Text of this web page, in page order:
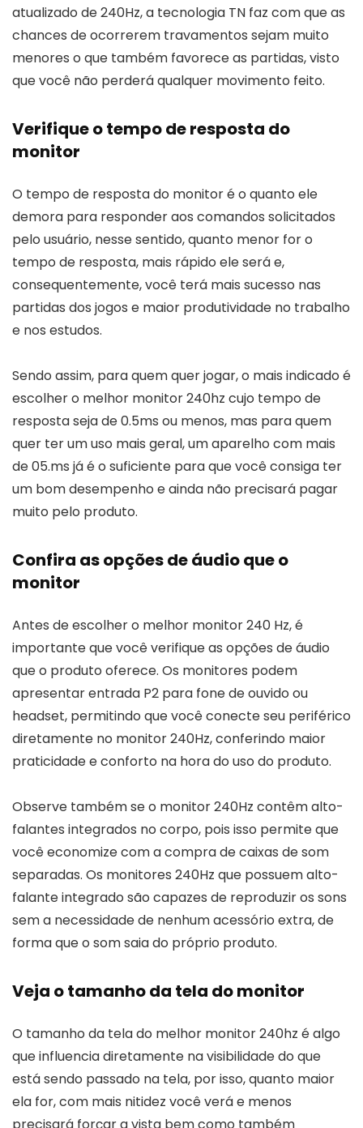
atualizado de 240Hz, a tecnologia TN faz com que as
chances de ocorrerem travamentos sejam muito
menores o que também favorece as partidas, visto
que você não perderá qualquer movimento feito.
Verifique o tempo de resposta do
monitor
O tempo de resposta do monitor é o quanto ele
demora para responder aos comandos solicitados
pelo usuário, nesse sentido, quanto menor for o
tempo de resposta, mais rápido ele será e,
consequentemente, você terá mais sucesso nas
partidas dos jogos e maior produtividade no trabalho
e nos estudos.
Sendo assim, para quem quer jogar, o mais indicado é
escolher o melhor monitor 240hz cujo tempo de
resposta seja de 0.5ms ou menos, mas para quem
quer ter um uso mais geral, um aparelho com mais
de 05.ms já é o suficiente para que você consiga ter
um bom desempenho e ainda não precisará pagar
muito pelo produto.
Confira as opções de áudio que o
monitor
Antes de escolher o melhor monitor 240 Hz, é
importante que você verifique as opções de áudio
que o produto oferece. Os monitores podem
apresentar entrada P2 para fone de ouvido ou
headset, permitindo que você conecte seu periférico
diretamente no monitor 240Hz, conferindo maior
praticidade e conforto na hora do uso do produto.
Observe também se o monitor 240Hz contêm alto-
falantes integrados no corpo, pois isso permite que
você economize com a compra de caixas de som
separadas. Os monitores 240Hz que possuem alto-
falante integrado são capazes de reproduzir os sons
sem a necessidade de nenhum acessório extra, de
forma que o som saia do próprio produto.
Veja o tamanho da tela do monitor
O tamanho da tela do melhor monitor 240hz é algo
que influencia diretamente na visibilidade do que
está sendo passado na tela, por isso, quanto maior
ela for, com mais nitidez você verá e menos
precisará forçar a vista bem como também